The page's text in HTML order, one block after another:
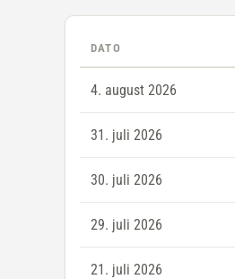
DATO
4. august 2026
31. juli 2026
30. juli 2026
29. juli 2026
21. juli 2026